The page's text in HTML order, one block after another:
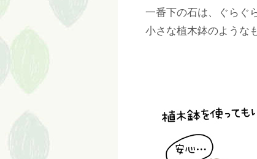
一番下の石は、ぐらぐ
小さな植木鉢のような